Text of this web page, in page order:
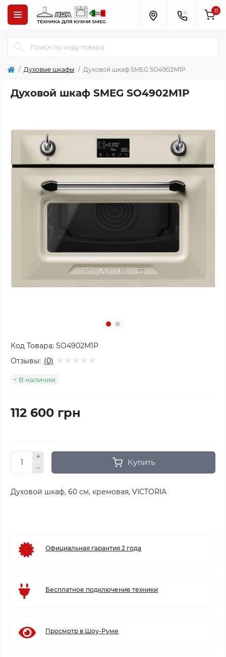
0
Духовые шкафы Духовой шкаф SMEG SO4902M1P
Духовой шкаф SMEG SO4902M1P
Код Товара: SO4902M1P
Отзывы: (0)
В наличии
112 600 грн
Купить
Духовой шкаф, 60 см, кремовая, VICTORIA
Официальная гарантия 2 года
Бесплатное подключение техники
Просмотр в Шоу-Руме